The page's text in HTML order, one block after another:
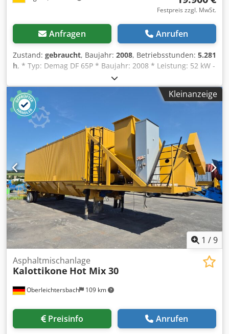
Festpreis zzgl. MwSt.
Anfragen Anrufen
Zustand: gebraucht, Baujahr: 2008, Betriebsstunden: 5.281
h, * Typ: Demag DF 65P * Baujahr: 2008 * Leistung: 52 kW -
----Interne Fahrzeugnummer: 10326----Irrtümer &
Zwischenverkauf vorbehalten. WhatsApp-Support
verfügbar! Dsdpsy Hblhofx Ac Uswa Bei Fragen zum
Fahrzeug oder für weitere Infos schreiben Sie uns gerne
bequem per WhatsApp Whatsapp Deutsch, Englisch --
Whatsapp Deutsch, Englisch, Arabisch
Kleinanzeige
1 /9
Oberleichtersbach 109 km
Asphaltmischanlage
Kalottikone Hot Mix 30
Preisinfo Anrufen